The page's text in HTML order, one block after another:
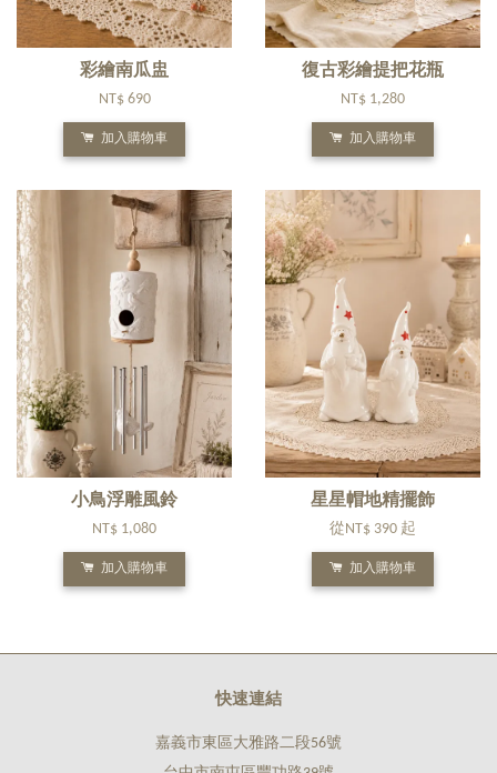
彩繪南瓜盅
NT$ 690
加入購物車
復古彩繪提把花瓶
NT$ 1,280
加入購物車
小鳥浮雕風鈴
NT$ 1,080
加入購物車
星星帽地精擺飾
從 NT$ 390 起
加入購物車
快速連結
嘉義市東區大雅路二段56號